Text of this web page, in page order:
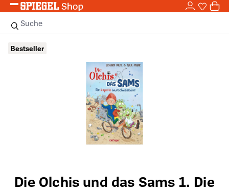
Zum Hauptinhalt springen 0
Suche
Bestseller
Die Olchis und das Sams 1. Die